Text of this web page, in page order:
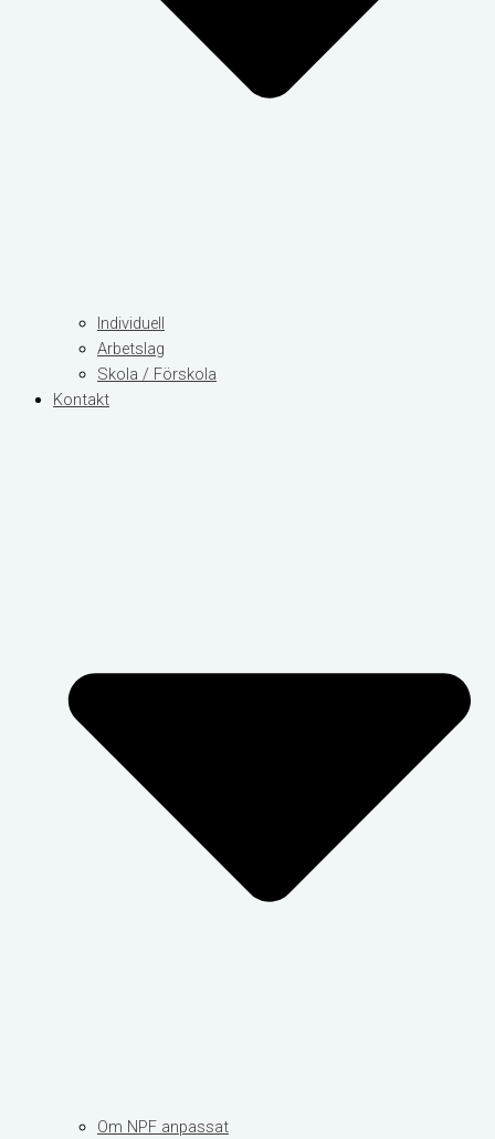
Individuell
Arbetslag
Skola / Förskola
Kontakt
Om NPF anpassat